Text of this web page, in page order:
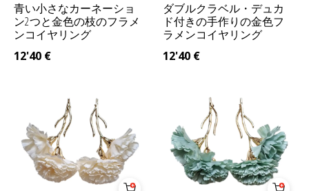
青い小さなカーネーショ
ン2つと金色の枝のフラメ
ンコイヤリング
12'40 €
ダブルクラベル・デュカ
ド付きの手作りの金色フ
ラメンコイヤリング
12'40 €